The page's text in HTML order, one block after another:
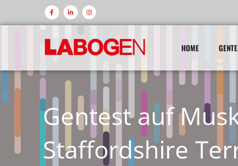
HOME
Gentest auf
Staffordshire